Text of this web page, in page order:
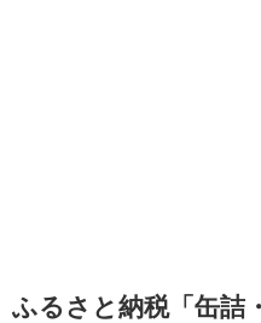
ふるさと納税「缶詰